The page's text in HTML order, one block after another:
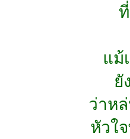
แม้
ยั
ว่าห
หัวใ